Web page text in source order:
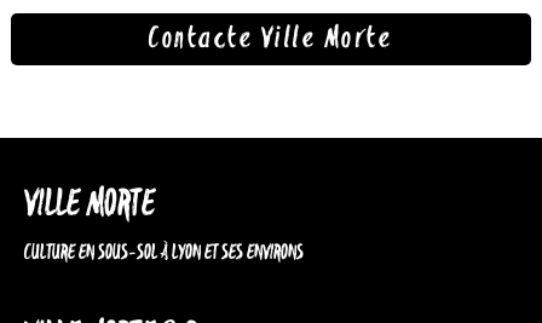
Contacte Ville Morte
VILLE MORTE
CULTURE EN SOUS-SOL À LYON ET SES ENVIRONS